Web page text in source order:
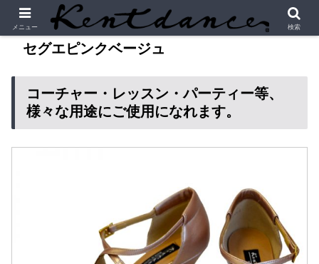
セグエピンクベージュ
コーチャー・レッスン・パーティー等、
様々な用途にご使用になれます。
メニュー 検索